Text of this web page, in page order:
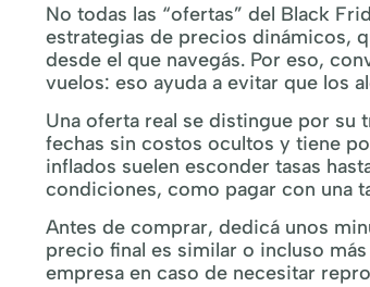
No todas las “ofertas” del Black
estrategias de precios dinámicos,
desde el que navegás. Por eso,
vuelos: eso ayuda a evitar que los
Una oferta real se distingue por su
fechas sin costos ocultos y tiene
inflados suelen esconder tasas
condiciones, como pagar con una
Antes de comprar, dedicá unos
precio final es similar o incluso
empresa en caso de necesitar